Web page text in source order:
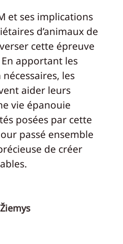
et ses implications
d’animaux de
cette épreuve
apportant les
les
aider leurs
vie épanouie
posées par cette
passé ensemble
de créer